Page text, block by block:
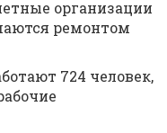
организации
ремонтом
724 человек,